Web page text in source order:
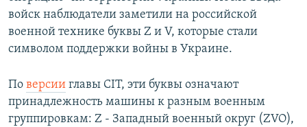
войск наблюдатели заметили на российской
военной технике буквы Z и V, которые стали
символом поддержки войны в Украине.
По версии главы CIT, эти буквы означают
принадлежность машины к разным военным
группировкам: Z - Западный военный округ (ZVO),